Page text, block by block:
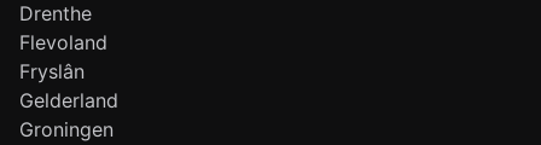
Drenthe
Flevoland
Fryslân
Gelderland
Groningen